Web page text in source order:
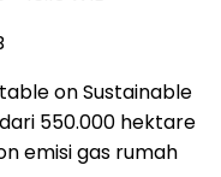
on Sustainable
550.000 hektare
emisi gas rumah